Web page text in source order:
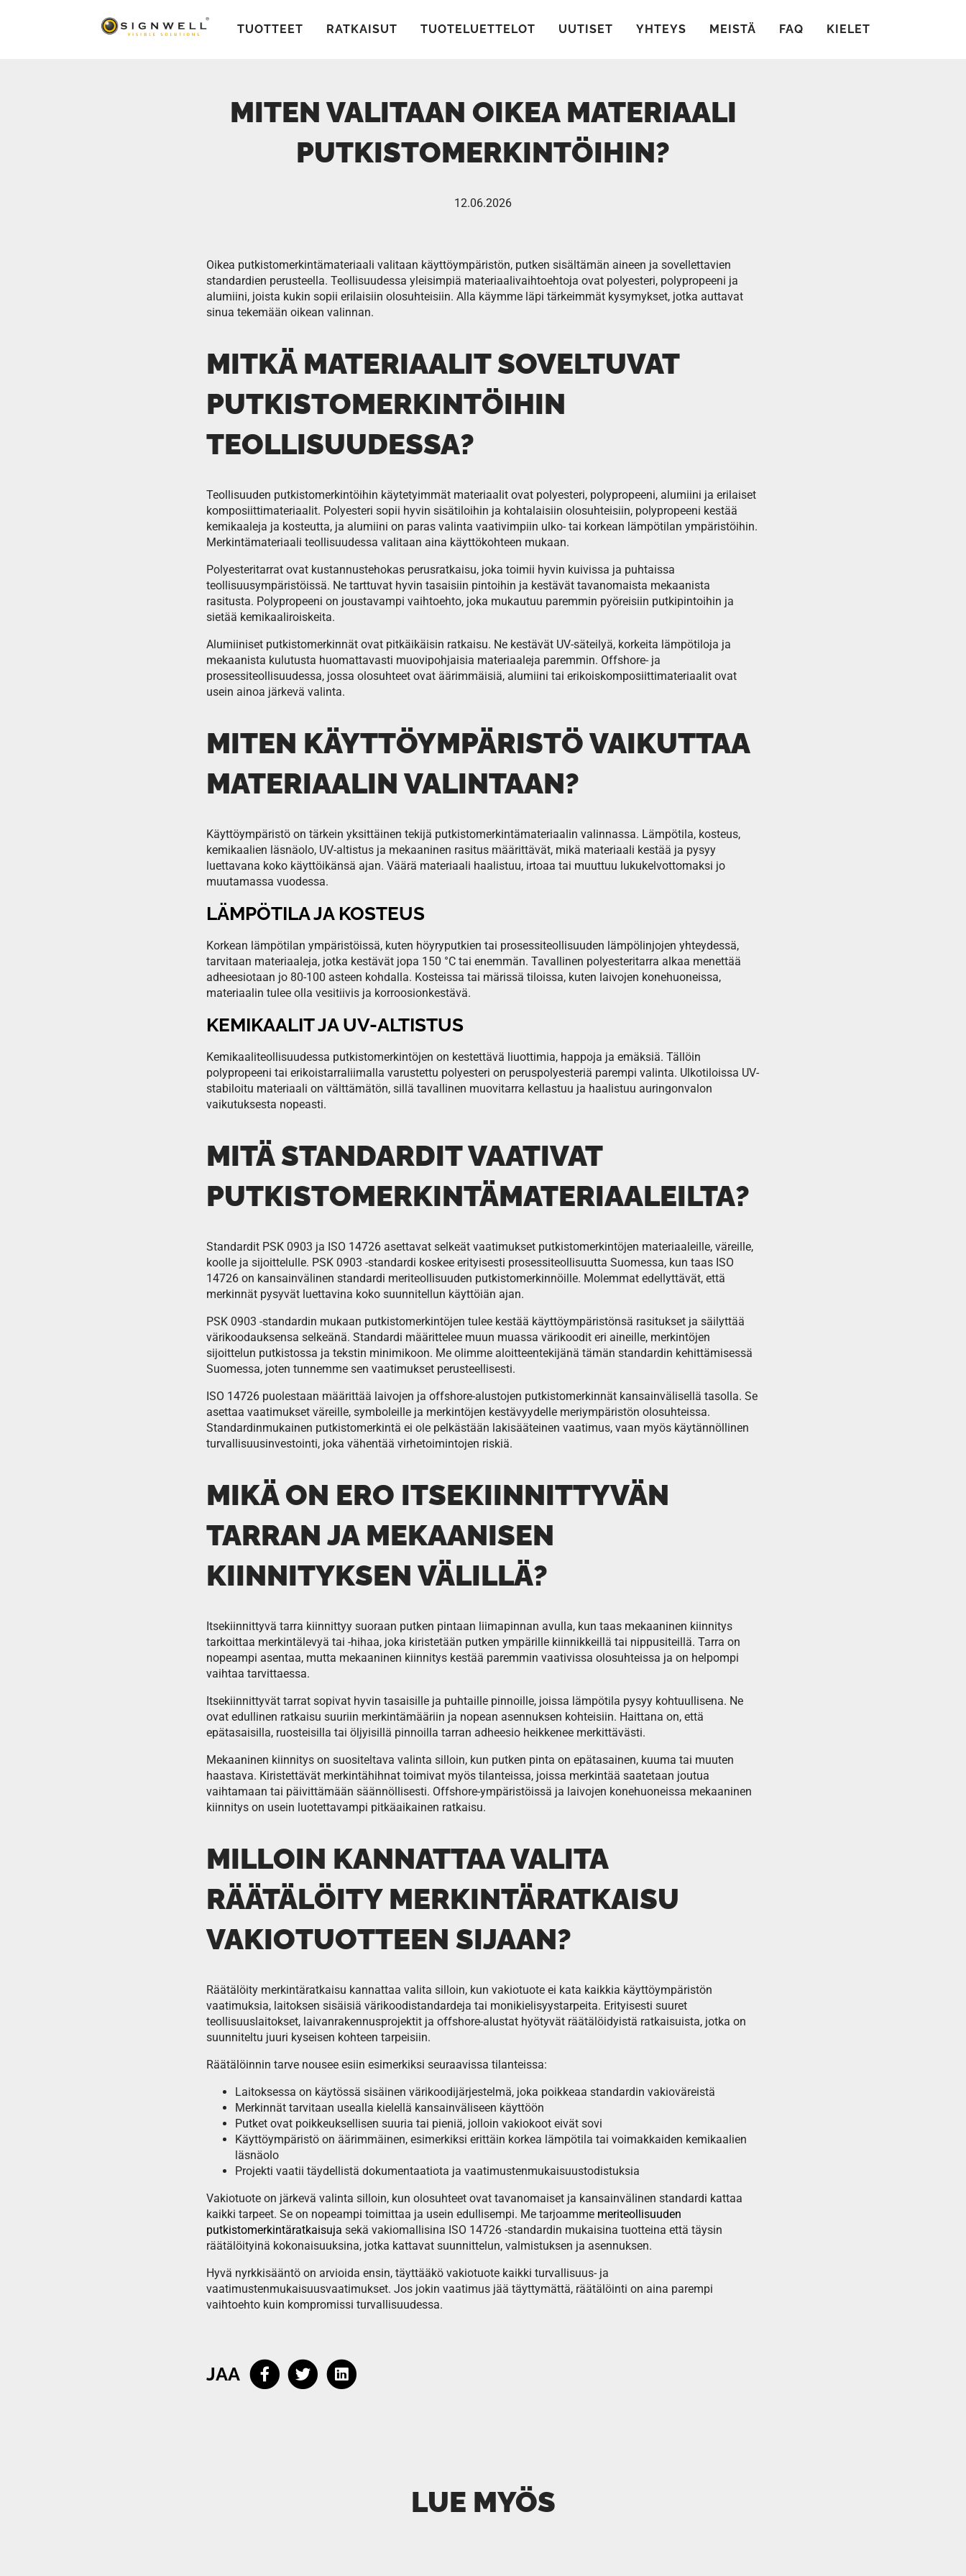
TUOTTEET RATKAISUT TUOTELUETTELOT UUTISET YHTEYS MEISTÄ FAQ KIELET
MITEN VALITAAN OIKEA MATERIAALI
PUTKISTOMERKINTÖIHIN?
12.06.2026
Oikea putkistomerkintämateriaali valitaan käyttöympäristön, putken sisältämän aineen ja sovellettavien
standardien perusteella. Teollisuudessa yleisimpiä materiaalivaihtoehtoja ovat polyesteri, polypropeeni ja
alumiini, joista kukin sopii erilaisiin olosuhteisiin. Alla käymme läpi tärkeimmät kysymykset, jotka auttavat
sinua tekemään oikean valinnan.
MITKÄ MATERIAALIT SOVELTUVAT
PUTKISTOMERKINTÖIHIN
TEOLLISUUDESSA?
Teollisuuden putkistomerkintöihin käytetyimmät materiaalit ovat polyesteri, polypropeeni, alumiini ja erilaiset
komposiittimateriaalit. Polyesteri sopii hyvin sisätiloihin ja kohtalaisiin olosuhteisiin, polypropeeni kestää
kemikaaleja ja kosteutta, ja alumiini on paras valinta vaativimpiin ulko- tai korkean lämpötilan ympäristöihin.
Merkintämateriaali teollisuudessa valitaan aina käyttökohteen mukaan.
Polyesteritarrat ovat kustannustehokas perusratkaisu, joka toimii hyvin kuivissa ja puhtaissa
teollisuusympäristöissä. Ne tarttuvat hyvin tasaisiin pintoihin ja kestävät tavanomaista mekaanista
rasitusta. Polypropeeni on joustavampi vaihtoehto, joka mukautuu paremmin pyöreisiin putkipintoihin ja
sietää kemikaaliroiskeita.
Alumiiniset putkistomerkinnät ovat pitkäikäisin ratkaisu. Ne kestävät UV-säteilyä, korkeita lämpötiloja ja
mekaanista kulutusta huomattavasti muovipohjaisia materiaaleja paremmin. Offshore- ja
prosessiteollisuudessa, jossa olosuhteet ovat äärimmäisiä, alumiini tai erikoiskomposiittimateriaalit ovat
usein ainoa järkevä valinta.
MITEN KÄYTTÖYMPÄRISTÖ VAIKUTTAA
MATERIAALIN VALINTAAN?
Käyttöympäristö on tärkein yksittäinen tekijä putkistomerkintämateriaalin valinnassa. Lämpötila, kosteus,
kemikaalien läsnäolo, UV-altistus ja mekaaninen rasitus määrittävät, mikä materiaali kestää ja pysyy
luettavana koko käyttöikänsä ajan. Väärä materiaali haalistuu, irtoaa tai muuttuu lukukelvottomaksi jo
muutamassa vuodessa.
LÄMPÖTILA JA KOSTEUS
Korkean lämpötilan ympäristöissä, kuten höyryputkien tai prosessiteollisuuden lämpölinjojen yhteydessä,
tarvitaan materiaaleja, jotka kestävät jopa 150 °C tai enemmän. Tavallinen polyesteritarra alkaa menettää
adheesiotaan jo 80-100 asteen kohdalla. Kosteissa tai märissä tiloissa, kuten laivojen konehuoneissa,
materiaalin tulee olla vesitiivis ja korroosionkestävä.
KEMIKAALIT JA UV-ALTISTUS
Kemikaaliteollisuudessa putkistomerkintöjen on kestettävä liuottimia, happoja ja emäksiä. Tällöin
polypropeeni tai erikoistarraliimalla varustettu polyesteri on peruspolyesteriä parempi valinta. Ulkotiloissa UV-
stabiloitu materiaali on välttämätön, sillä tavallinen muovitarra kellastuu ja haalistuu auringonvalon
vaikutuksesta nopeasti.
MITÄ STANDARDIT VAATIVAT
PUTKISTOMERKINTÄMATERIAALEILTA?
Standardit PSK 0903 ja ISO 14726 asettavat selkeät vaatimukset putkistomerkintöjen materiaaleille, väreille,
koolle ja sijoittelulle. PSK 0903 -standardi koskee erityisesti prosessiteollisuutta Suomessa, kun taas ISO
14726 on kansainvälinen standardi meriteollisuuden putkistomerkinnöille. Molemmat edellyttävät, että
merkinnät pysyvät luettavina koko suunnitellun käyttöiän ajan.
PSK 0903 -standardin mukaan putkistomerkintöjen tulee kestää käyttöympäristönsä rasitukset ja säilyttää
värikoodauksensa selkeänä. Standardi määrittelee muun muassa värikoodit eri aineille, merkintöjen
sijoittelun putkistossa ja tekstin minimikoon. Me olimme aloitteentekijänä tämän standardin kehittämisessä
Suomessa, joten tunnemme sen vaatimukset perusteellisesti.
ISO 14726 puolestaan määrittää laivojen ja offshore-alustojen putkistomerkinnät kansainvälisellä tasolla. Se
asettaa vaatimukset väreille, symboleille ja merkintöjen kestävyydelle meriympäristön olosuhteissa.
Standardinmukainen putkistomerkintä ei ole pelkästään lakisääteinen vaatimus, vaan myös käytännöllinen
turvallisuusinvestointi, joka vähentää virhetoimintojen riskiä.
MIKÄ ON ERO ITSEKIINNITTYVÄN
TARRAN JA MEKAANISEN
KIINNITYKSEN VÄLILLÄ?
Itsekiinnittyvä tarra kiinnittyy suoraan putken pintaan liimapinnan avulla, kun taas mekaaninen kiinnitys
tarkoittaa merkintälevyä tai -hihaa, joka kiristetään putken ympärille kiinnikkeillä tai nippusiteillä. Tarra on
nopeampi asentaa, mutta mekaaninen kiinnitys kestää paremmin vaativissa olosuhteissa ja on helpompi
vaihtaa tarvittaessa.
Itsekiinnittyvät tarrat sopivat hyvin tasaisille ja puhtaille pinnoille, joissa lämpötila pysyy kohtuullisena. Ne
ovat edullinen ratkaisu suuriin merkintämääriin ja nopean asennuksen kohteisiin. Haittana on, että
epätasaisilla, ruosteisilla tai öljyisillä pinnoilla tarran adheesio heikkenee merkittävästi.
Mekaaninen kiinnitys on suositeltava valinta silloin, kun putken pinta on epätasainen, kuuma tai muuten
haastava. Kiristettävät merkintähihnat toimivat myös tilanteissa, joissa merkintää saatetaan joutua
vaihtamaan tai päivittämään säännöllisesti. Offshore-ympäristöissä ja laivojen konehuoneissa mekaaninen
kiinnitys on usein luotettavampi pitkäaikainen ratkaisu.
MILLOIN KANNATTAA VALITA
RÄÄTÄLÖITY MERKINTÄRATKAISU
VAKIOTUOTTEEN SIJAAN?
Räätälöity merkintäratkaisu kannattaa valita silloin, kun vakiotuote ei kata kaikkia käyttöympäristön
vaatimuksia, laitoksen sisäisiä värikoodistandardeja tai monikielisyystarpeita. Erityisesti suuret
teollisuuslaitokset, laivanrakennusprojektit ja offshore-alustat hyötyvät räätälöidyistä ratkaisuista, jotka on
suunniteltu juuri kyseisen kohteen tarpeisiin.
Räätälöinnin tarve nousee esiin esimerkiksi seuraavissa tilanteissa:
Laitoksessa on käytössä sisäinen värikoodijärjestelmä, joka poikkeaa standardin vakioväreistä
Merkinnät tarvitaan usealla kielellä kansainväliseen käyttöön
Putket ovat poikkeuksellisen suuria tai pieniä, jolloin vakiokoot eivät sovi
Käyttöympäristö on äärimmäinen, esimerkiksi erittäin korkea lämpötila tai voimakkaiden kemikaalien
läsnäolo
Projekti vaatii täydellistä dokumentaatiota ja vaatimustenmukaisuustodistuksia
Vakiotuote on järkevä valinta silloin, kun olosuhteet ovat tavanomaiset ja kansainvälinen standardi kattaa
kaikki tarpeet. Se on nopeampi toimittaa ja usein edullisempi. Me tarjoamme meriteollisuuden
putkistomerkintäratkaisuja sekä vakiomallisina ISO 14726 -standardin mukaisina tuotteina että täysin
räätälöityinä kokonaisuuksina, jotka kattavat suunnittelun, valmistuksen ja asennuksen.
Hyvä nyrkkisääntö on arvioida ensin, täyttääkö vakiotuote kaikki turvallisuus- ja
vaatimustenmukaisuusvaatimukset. Jos jokin vaatimus jää täyttymättä, räätälöinti on aina parempi
vaihtoehto kuin kompromissi turvallisuudessa.
JAA
LUE MYÖS